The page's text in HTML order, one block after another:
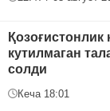
Қозоғистонлик
кутилмаган
солди
Кеча 18:01